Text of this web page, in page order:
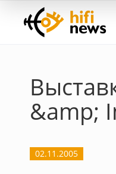
&amp;
02.11.2005